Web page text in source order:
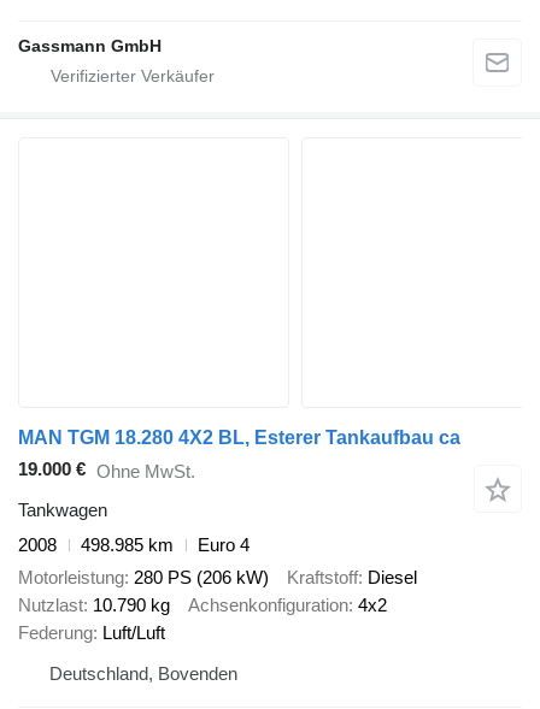
Gassmann GmbH
MAN TGM 18.280 4X2 BL, Esterer Tankaufbau ca
19.000 € Ohne MwSt.
Tankwagen
2008
498.985 km
Euro 4
Motorleistung 280 PS (206 kW) Kraftstoff Diesel
Nutzlast 10.790 kg Achsenkonfiguration 4x2
Federung Luft/Luft
Deutschland, Bovenden